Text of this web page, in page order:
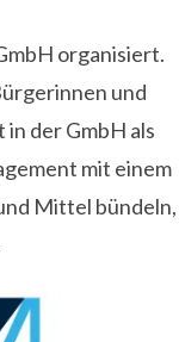
organisiert.
und
der GmbH als
mit einem
Mittel bündeln,